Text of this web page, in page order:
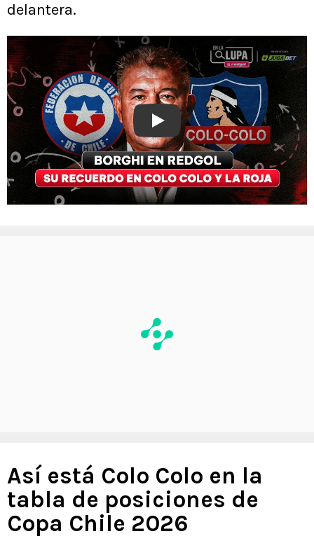
delantera.
Play
Así está Colo Colo en la
tabla de posiciones de
Copa Chile 2026